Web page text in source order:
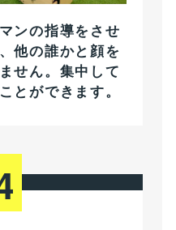
ンの指導をさせ
他の誰かと顔を
せん。集中して
とができます。